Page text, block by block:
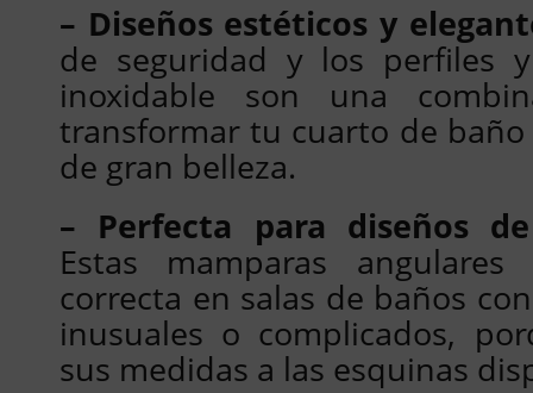
– Diseños estéticos y
de seguridad y los perfiles
inoxidable son una
transformar tu cuarto de
de gran belleza.
– Perfecta para diseños
Estas mamparas
correcta en salas de baños
inusuales o complicados,
sus medidas a las esquinas